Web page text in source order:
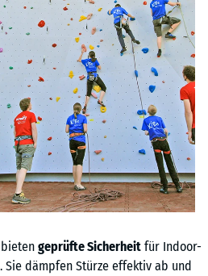
bieten geprüfte Sicherheit für Indoor-
dämpfen Stürze effektiv ab und